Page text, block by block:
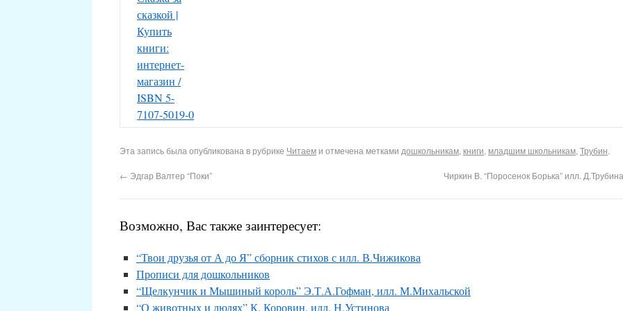
Эта запись была опубликована в рубрике Читаем и отмечена метками дошкольникам, книги, младшим школьникам, Трубин.
← Эдгар Валтер “Поки” Чиркин В. “Поросенок Борька” илл.
Возможно, Вас также заинтересует:
“Твои друзья от А до Я” сборник стихов с илл. В.Чижикова
Прописи для дошкольников
“Щелкунчик и Мышиный король” Э.Т.А.Гофман, илл. М.Михальской
“О животных и людях” К. Коровин, илл. Н.Устинова